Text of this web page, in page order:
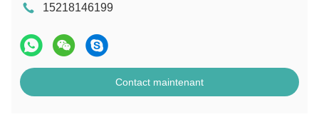
15218146199
Contact maintenant